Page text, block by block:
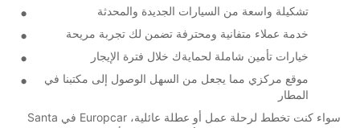
تشكيلة واسعة من السيارات الجديدة والمحدثة
خدمة عملاء متفانية ومحترفة تضمن لك تجربة مريحة
خيارات تأمين شاملة لحمايةك خلال فترة الإيجار
موقع مركزي مما يجعل من السهل الوصول إلى مكتبنا في
المطار
سواء كنت تخطط لرحلة عمل أو عطلة عائلية، Europcar في Santa